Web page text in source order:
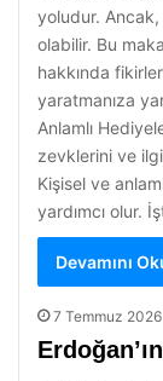
yoludur.
olabilir. Bu
hakkında
yaratmanıza
Anlamlı
zevklerini ve ilgi
Kişisel ve
yardımcı olur.
Devamını
7 Temmuz 2026